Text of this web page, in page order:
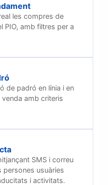
les compres de
PIO, amb filtres per a
de padró en línia i en
amb criteris
SMS i correu
persones usuàries
i activitats.